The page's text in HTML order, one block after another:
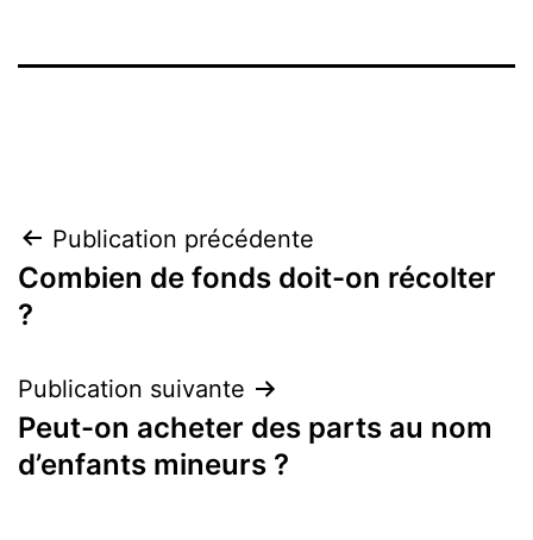
Navigation
de
Publication précédente
Combien de fonds doit-on récolter
?
Publication suivante
Peut-on acheter des parts au nom
d’enfants mineurs ?